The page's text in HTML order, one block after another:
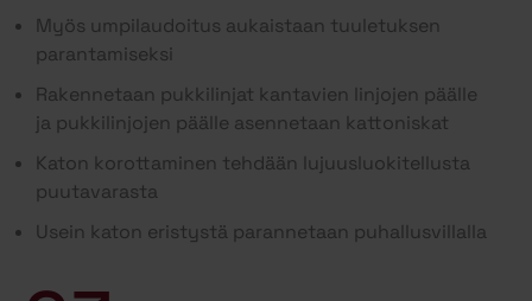
Myös umpilaudoitus aukaistaan tuuletuksen
parantamiseksi
Rakennetaan pukkilinjat kantavien linjojen päälle
ja pukkilinjojen päälle asennetaan kattoniskat
Katon korottaminen tehdään lujuusluokitellusta
puutavarasta
Usein katon eristystä parannetaan puhallusvillalla